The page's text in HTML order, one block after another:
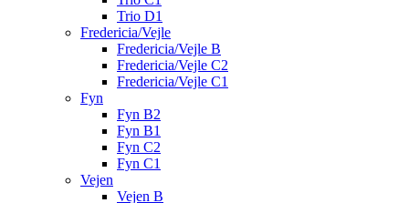
Trio D1
Fredericia/Vejle
Fredericia/Vejle B
Fredericia/Vejle C2
Fredericia/Vejle C1
Fyn
Fyn B2
Fyn B1
Fyn C2
Fyn C1
Vejen
Vejen B